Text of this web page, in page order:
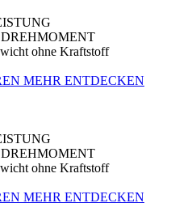
DREHMOMENT
ohne Kraftstoff
MEHR ENTDECKEN
DREHMOMENT
ohne Kraftstoff
MEHR ENTDECKEN